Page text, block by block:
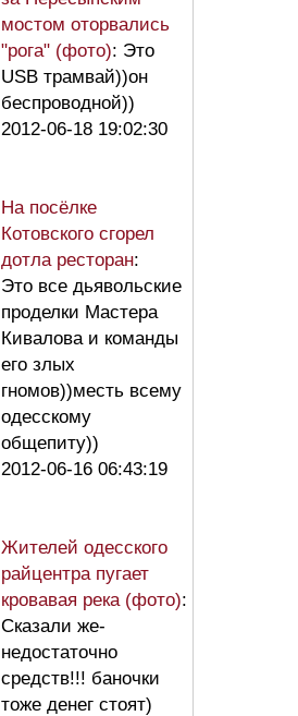
мостом оторвались
"рога" (фото): Это
USB трамвай))он
беспроводной))
2012-06-18 19:02:30
На посёлке
Котовского сгорел
дотла ресторан:
Это все дьявольские
проделки Мастера
Кивалова и команды
его злых
гномов))месть всему
одесскому
общепиту))
2012-06-16 06:43:19
Жителей одесского
райцентра пугает
кровавая река (фото):
Сказали же-
недостаточно
средств!!! баночки
тоже денег стоят)